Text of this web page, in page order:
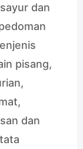
dan
pisang,
dan